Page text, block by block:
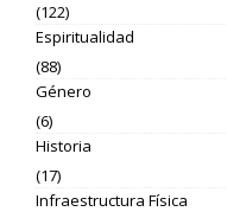
(122)
Espiritualidad
(88)
Género
(6)
Historia
(17)
Infraestructura Física